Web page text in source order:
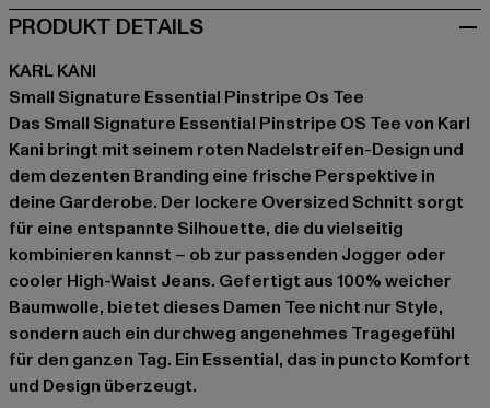
PRODUKT DETAILS
KARL KANI
Small Signature Essential Pinstripe Os Tee
Das Small Signature Essential Pinstripe OS Tee von Karl
Kani bringt mit seinem roten Nadelstreifen-Design und
dem dezenten Branding eine frische Perspektive in
deine Garderobe. Der lockere Oversized Schnitt sorgt
für eine entspannte Silhouette, die du vielseitig
kombinieren kannst – ob zur passenden Jogger oder
cooler High-Waist Jeans. Gefertigt aus 100% weicher
Baumwolle, bietet dieses Damen Tee nicht nur Style,
sondern auch ein durchweg angenehmes Tragegefühl
für den ganzen Tag. Ein Essential, das in puncto Komfort
und Design überzeugt.